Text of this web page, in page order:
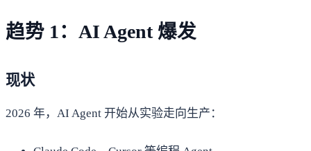
趋势 1：AI Agent 爆发
现状
2026 年，AI Agent 开始从实验走向生产：